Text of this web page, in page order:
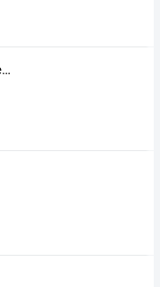
D36, tableaux, affiches, coulure sur corps et surréalisme